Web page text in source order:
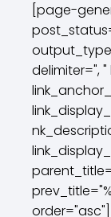
[page-
delimiter=", "
order="asc"]